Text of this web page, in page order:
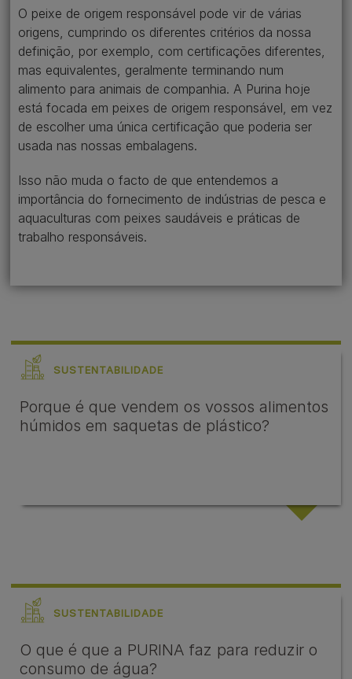
O peixe de origem responsável pode vir de várias
origens, cumprindo os diferentes critérios da nossa
definição, por exemplo, com certificações diferentes,
mas equivalentes, geralmente terminando num
alimento para animais de companhia. A Purina hoje
está focada em peixes de origem responsável, em vez
de escolher uma única certificação que poderia ser
usada nas nossas embalagens.​
Isso não muda o facto de que entendemos a
importância do fornecimento de indústrias de pesca e
aquaculturas com peixes saudáveis ​​e práticas de
trabalho responsáveis.​
SUSTENTABILIDADE
Porque é que vendem os vossos alimentos
húmidos em saquetas de plástico?
SUSTENTABILIDADE
O que é que a PURINA faz para reduzir o
consumo de água?